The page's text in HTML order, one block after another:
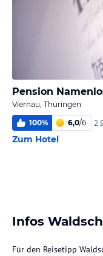
Pension
Viernau, Thüringen
100% 6,0/6 2
Zum Hotel
Infos
Für den Reisetipp